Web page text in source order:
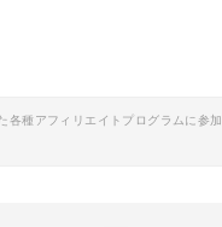
種アフィリエイトプログラムに参